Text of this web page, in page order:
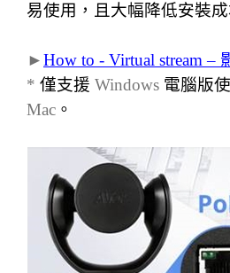
易使用，且大幅降低安裝成
►How to - Virtual stream –
* 僅支援 Windows 電腦版
Mac 。